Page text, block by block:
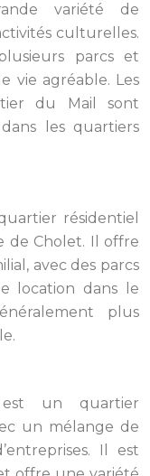
variété de
culturelles.
parcs et
vie agréable. Les
du Mail sont
les quartiers
résidentiel
de Cholet. Il offre
avec des parcs
location dans le
plus
un quartier
un mélange de
Il est